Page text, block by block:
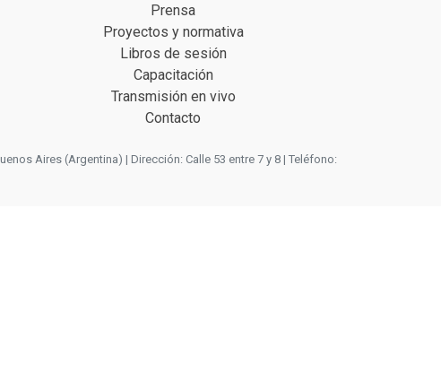
Prensa
Proyectos y normativa
Libros de sesión
Capacitación
Transmisión en vivo
Contacto
Aires (Argentina) | Dirección: Calle 53 entre 7 y 8 | Teléfono: